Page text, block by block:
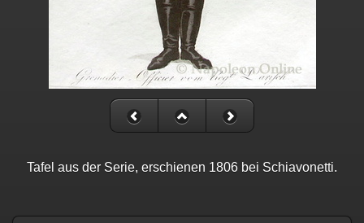
Tafel aus der Serie, erschienen 1806 bei Schiavonetti.